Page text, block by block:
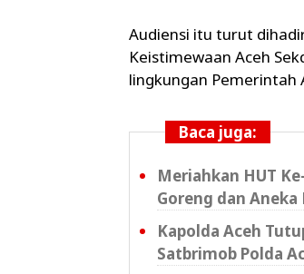
Audiensi itu turut
Keistimewaan Aceh
lingkungan Pemerintah
Baca juga:
Meriahkan HUT
Goreng dan
Kapolda Aceh
Satbrimob Polda